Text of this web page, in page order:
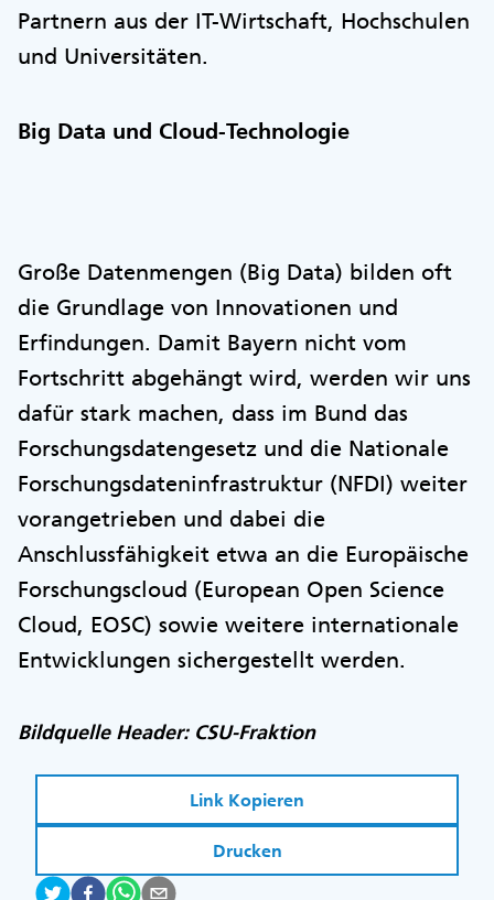
Partnern aus der IT-Wirtschaft, Hochschulen
und Universitäten.
Big Data und Cloud-Technologie
Große Datenmengen (Big Data) bilden oft
die Grundlage von Innovationen und
Erfindungen. Damit Bayern nicht vom
Fortschritt abgehängt wird, werden wir uns
dafür stark machen, dass im Bund das
Forschungsdatengesetz und die Nationale
Forschungsdateninfrastruktur (NFDI) weiter
vorangetrieben und dabei die
Anschlussfähigkeit etwa an die Europäische
Forschungscloud (European Open Science
Cloud, EOSC) sowie weitere internationale
Entwicklungen sichergestellt werden.
Bildquelle Header: CSU-Fraktion
Link Kopieren
Drucken